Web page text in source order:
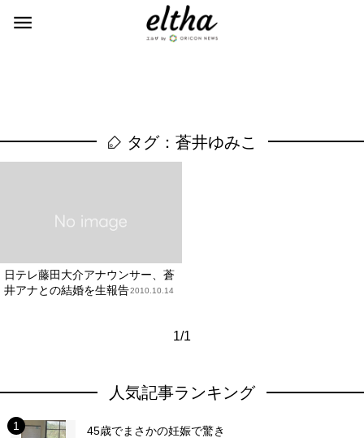
タグ：蒼井ゆみこ
日テレ藤田大介アナウンサー、蒼
井アナとの結婚を生報告2010.10.14
1/1
人気記事ランキング
45歳でまさかの妊娠で驚き